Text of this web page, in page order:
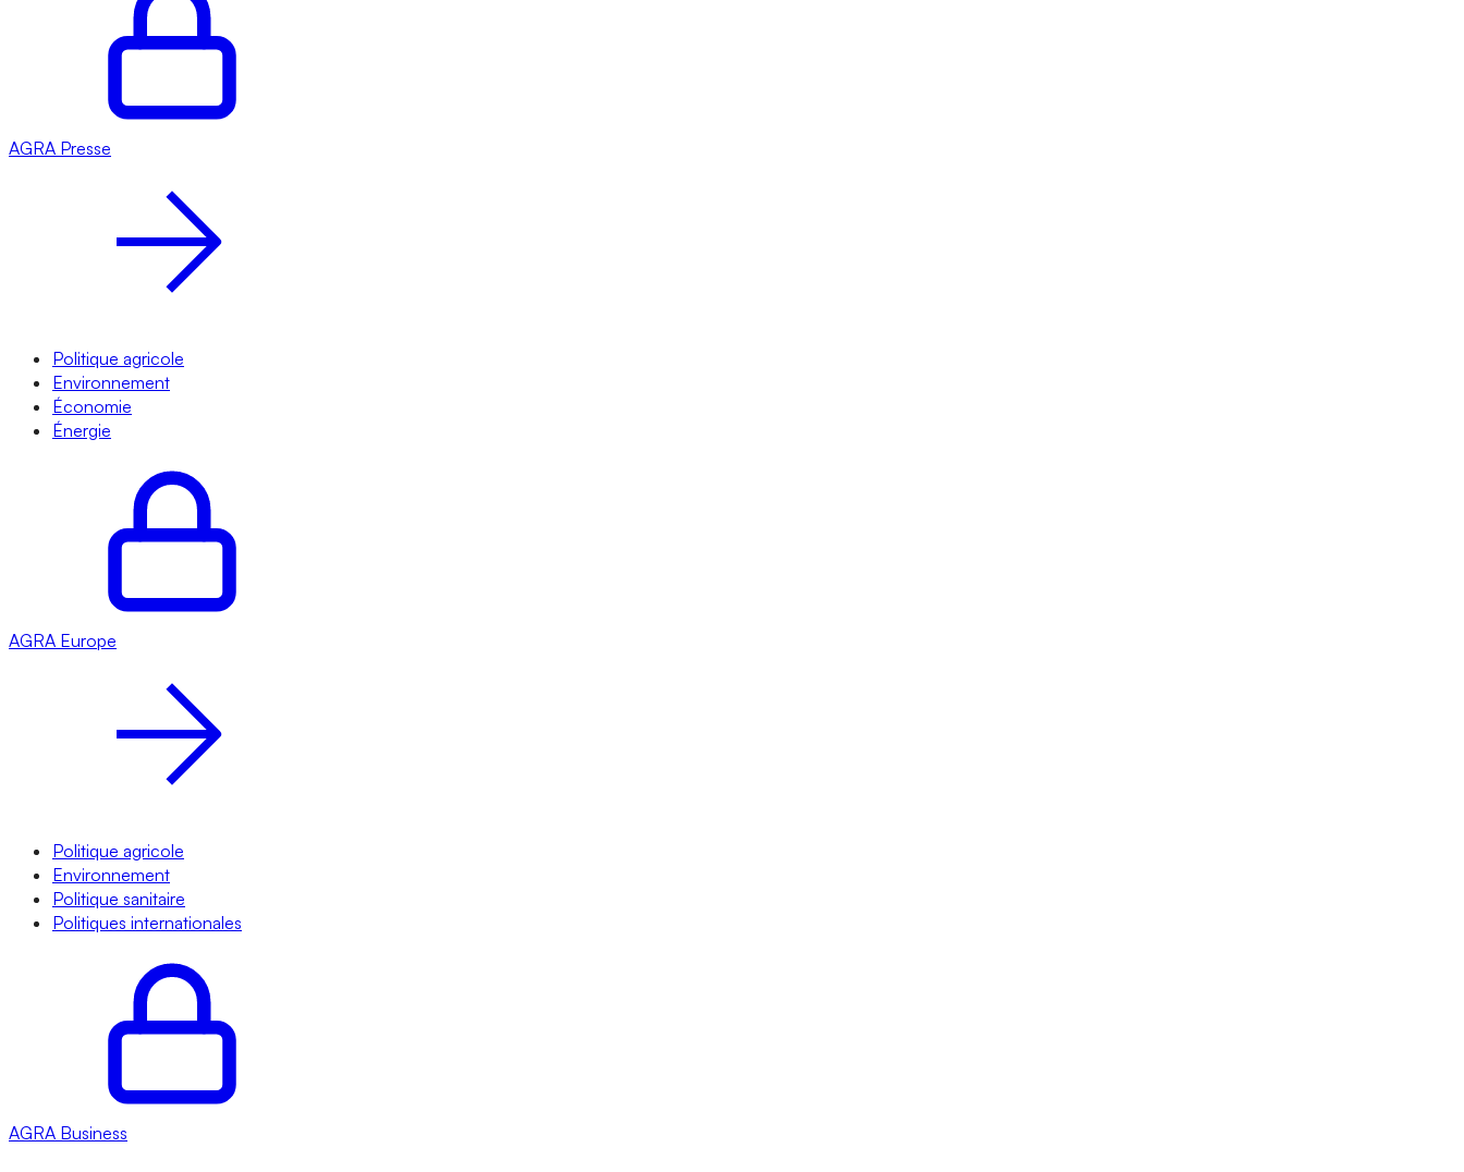
AGRA Presse
Politique agricole
Environnement
Économie
Énergie
AGRA Europe
Politique agricole
Environnement
Politique sanitaire
Politiques internationales
AGRA Business